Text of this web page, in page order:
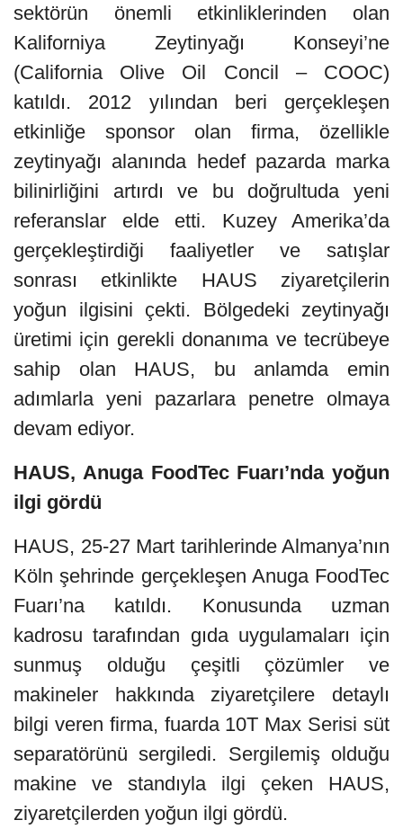
sektörün önemli etkinliklerinden olan
Kaliforniya Zeytinyağı Konseyi’ne
(California Olive Oil Concil – COOC)
katıldı. 2012 yılından beri gerçekleşen
etkinliğe sponsor olan firma, özellikle
zeytinyağı alanında hedef pazarda marka
bilinirliğini artırdı ve bu doğrultuda yeni
referanslar elde etti. Kuzey Amerika’da
gerçekleştirdiği faaliyetler ve satışlar
sonrası etkinlikte HAUS ziyaretçilerin
yoğun ilgisini çekti. Bölgedeki zeytinyağı
üretimi için gerekli donanıma ve tecrübeye
sahip olan HAUS, bu anlamda emin
adımlarla yeni pazarlara penetre olmaya
devam ediyor.
HAUS, Anuga FoodTec Fuarı’nda yoğun
ilgi gördü
HAUS, 25-27 Mart tarihlerinde Almanya’nın
Köln şehrinde gerçekleşen Anuga FoodTec
Fuarı’na katıldı. Konusunda uzman
kadrosu tarafından gıda uygulamaları için
sunmuş olduğu çeşitli çözümler ve
makineler hakkında ziyaretçilere detaylı
bilgi veren firma, fuarda 10T Max Serisi süt
separatörünü sergiledi. Sergilemiş olduğu
makine ve standıyla ilgi çeken HAUS,
ziyaretçilerden yoğun ilgi gördü.